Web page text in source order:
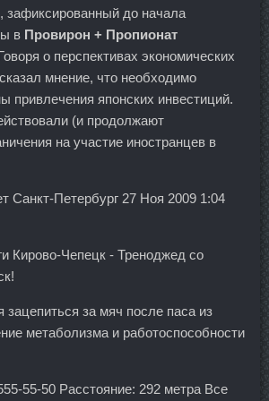
зафиксированный до начала
в Провирон + Пропионат
о перспективах экономических
мнение, что необходимо
привлечения японских инвестиций.
(и продолжают
на участие иностранцев в
Санкт-Петербург 27 Ноя 2009 1:04
Кирово-Чепецк - Треноджед со
зацепиться за мяч после паса из
метаболизма и работоспособности
55-50 Расстояние: 292 метра Все